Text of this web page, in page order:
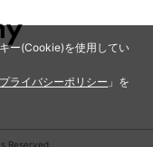
ー(Cookie)を使用してい
プライバシーポリシー 」を
Reserved.